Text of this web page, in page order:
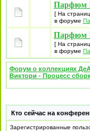
Парфюм
[ На
в форуме
Парфюм
[ На
в форуме
Форум о коллекциях
Виктори - Процесс
Кто сейчас на
Зарегистрированные